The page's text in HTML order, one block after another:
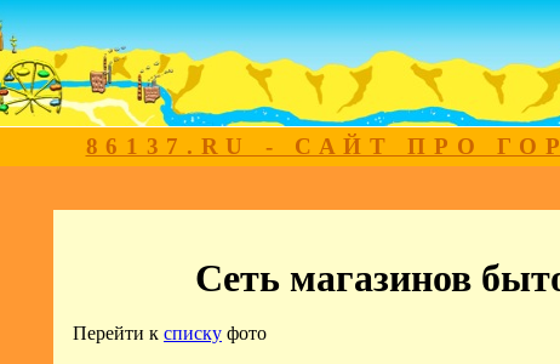
86137.RU - САЙТ ПРО
Сеть магазинов
Перейти к списку фото